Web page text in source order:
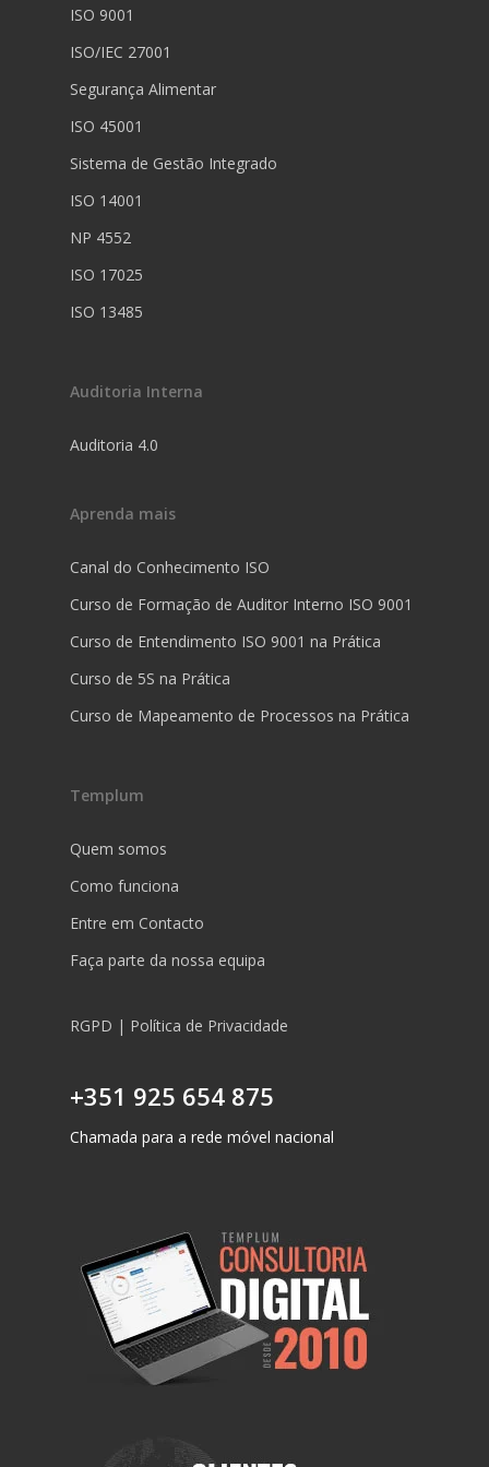
ISO 9001
ISO/IEC 27001
Segurança Alimentar
ISO 45001
Sistema de Gestão Integrado
ISO 14001
NP 4552
ISO 17025
ISO 13485
Auditoria Interna
Auditoria 4.0
Aprenda mais
Canal do Conhecimento ISO
Curso de Formação de Auditor Interno ISO 9001
Curso de Entendimento ISO 9001 na Prática
Curso de 5S na Prática
Curso de Mapeamento de Processos na Prática
Templum
Quem somos
Como funciona
Entre em Contacto
Faça parte da nossa equipa
RGPD | Política de Privacidade
+351 925 654 875
Chamada para a rede móvel nacional